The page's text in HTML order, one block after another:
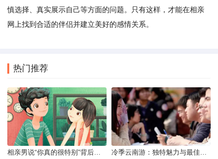
慎选择、真实展示自己等方面的问题。只有这样，才能在相亲
网上找到合适的伴侣并建立美好的感情关系。
热门推荐